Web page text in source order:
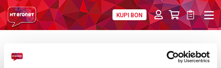
KUPI BON
O NAMA
Djelatnici HT Eroneta darivali krv